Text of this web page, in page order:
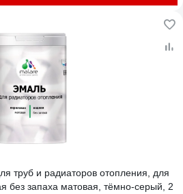
труб и радиаторов отопления, для
без запаха матовая, тёмно-серый, 2